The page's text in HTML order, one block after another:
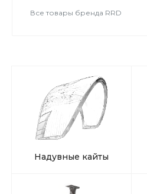
Все товары бренда RRD
Надувные кайты